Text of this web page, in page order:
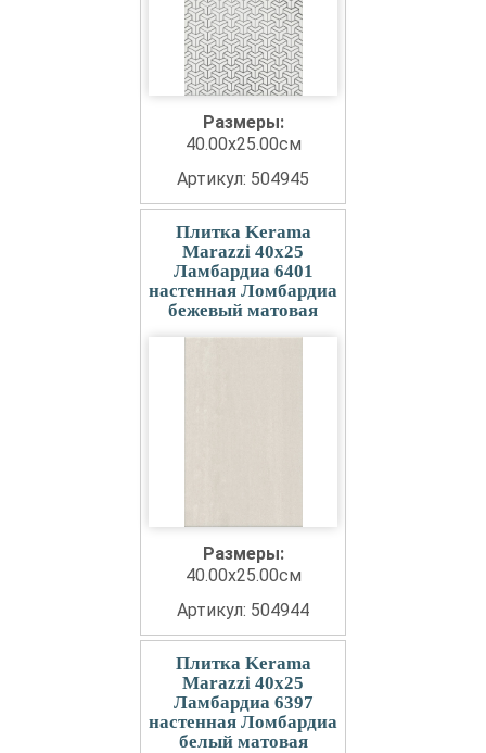
Размеры:
40.00x25.00см
Артикул: 504945
Плитка Kerama
Marazzi 40x25
Ламбардиа 6401
настенная Ломбардиа
бежевый матовая
Размеры:
40.00x25.00см
Артикул: 504944
Плитка Kerama
Marazzi 40x25
Ламбардиа 6397
настенная Ломбардиа
белый матовая